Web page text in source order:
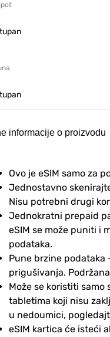
informacije o proizvodu
Ovo je eSIM samo za
Jednostavno
Nisu potrebni drugi
Jednokratni prepaid
eSIM se može puniti i
podataka.
Pune brzine
prigušivanja.
Može se koristiti samo
tabletima koji nisu
u nedoumici,
eSIM kartica će isteći